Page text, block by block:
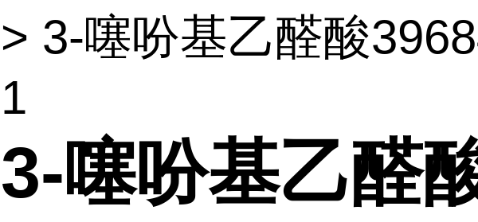
> 3-噻吩基乙醛酸
1
3-噻吩基乙醛